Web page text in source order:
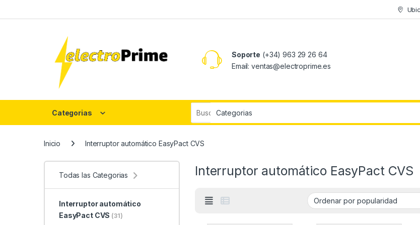
Soporte (+34) 963 29 26 64
Email: ventas@electroprime.es
Categorias
Search for:
Inicio Interruptor automático EasyPact CVS
Interruptor automático EasyPact CVS
Todas las Categorias
Interruptor automático
EasyPact CVS (31)